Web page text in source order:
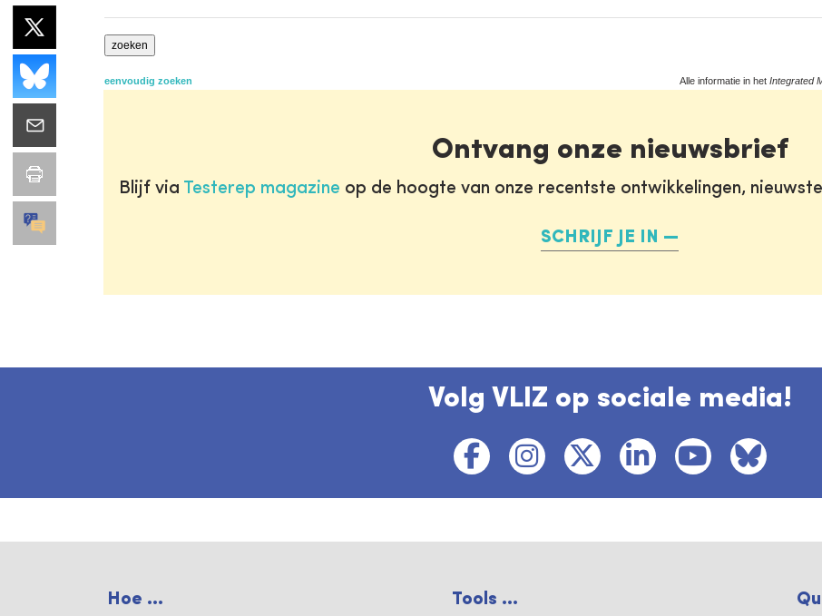
eenvoudig zoeken Alle informatie in het Integrated
Ontvang onze nieuwsbrief
Blijf via Testerep magazine op de hoogte van onze recentste ontwikkelingen,
SCHRIJF JE IN
Volg VLIZ op sociale media!
Hoe ... Tools ...